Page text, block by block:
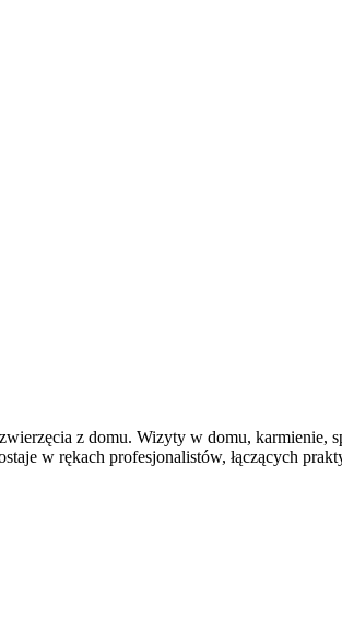
z domu. Wizyty w domu, karmienie,
w rękach profesjonalistów, łączących